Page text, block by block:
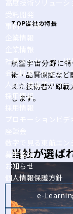
事例・実績
社長メッセージ・
会社概要・組織図
人材派遣事業のマー
採用情報
募集要項
お知らせ
個人情報保護方針
e-
TOP当社の特長
航空宇宙分野に
術・品質保証など
えた技術者が即戦
します。
当社が選ば